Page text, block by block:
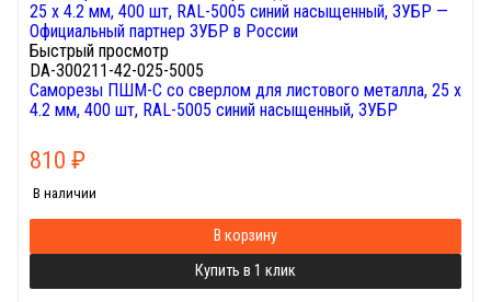
Быстрый просмотр
DA-300211-42-025-5005
Саморезы ПШМ-С со сверлом для листового металла, 25 х
4.2 мм, 400 шт, RAL-5005 синий насыщенный, ЗУБР
810 ₽
В наличии
В корзину
Купить в 1 клик